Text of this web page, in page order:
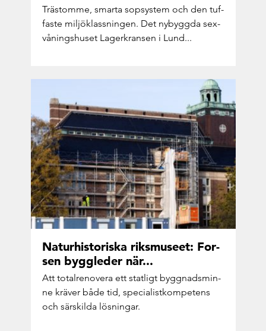
Trästom­me, smar­ta sop­sy­stem och den tuf­
fas­te mil­jö­klass­ning­en. Det ny­bygg­da sex­
vå­nings­hu­set La­gerkran­sen i Lund...
Na­tur­hi­sto­ris­ka riksmu­se­et: For­
sen bygg­le­der när...
Att to­tal­re­no­ve­ra ett stat­ligt bygg­nads­min­
ne krä­ver både tid, spe­ci­a­list­kom­pe­tens
och sär­skil­da lös­ning­ar.